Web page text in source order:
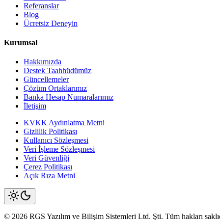
Referanslar
Blog
Ücretsiz Deneyin
Kurumsal
Hakkımızda
Destek Taahhüdümüz
Güncellemeler
Çözüm Ortaklarımız
Banka Hesap Numaralarımız
İletişim
KVKK Aydınlatma Metni
Gizlilik Politikası
Kullanıcı Sözleşmesi
Veri İşleme Sözleşmesi
Veri Güvenliği
Çerez Politikası
Açık Rıza Metni
© 2026 RGS Yazılım ve Bilişim Sistemleri Ltd. Şti. Tüm hakları